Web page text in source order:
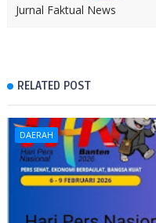
Jurnal Faktual News
RELATED POST
DAERAH